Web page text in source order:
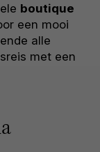
boutique
een mooi
alle
met een